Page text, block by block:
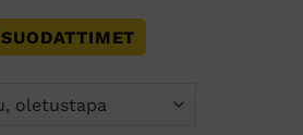
SUODATTIMET